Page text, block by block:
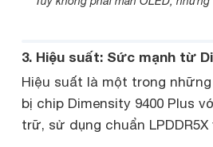
3. Hiệu suất: Sức mạnh từ
Hiệu suất là một trong
bị chip Dimensity 9400 Plus
trữ, sử dụng chuẩn LPDDR5X